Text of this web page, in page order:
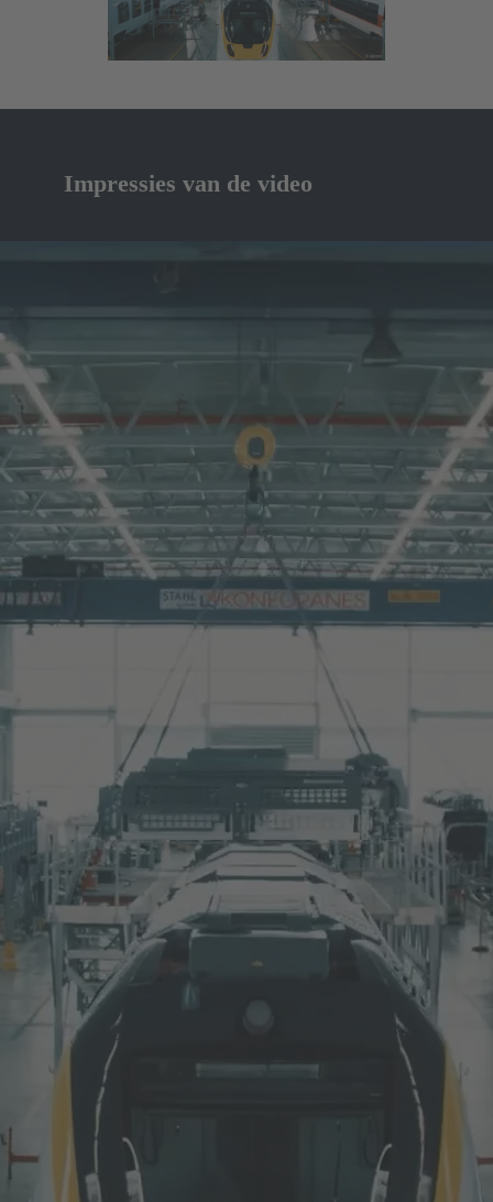
Impressies van de video